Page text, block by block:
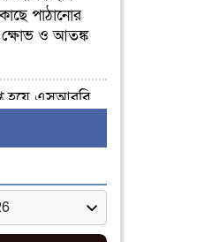
পাঠানোর
ও আতঙ্ক
হয়ে এসআরবি,
নেতা
রাজুর ওপর
গুরুতর আহত